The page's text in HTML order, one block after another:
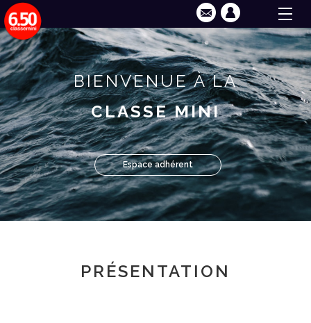
BIENVENUE À LA
CLASSE MINI
Espace adhérent
PRÉSENTATION